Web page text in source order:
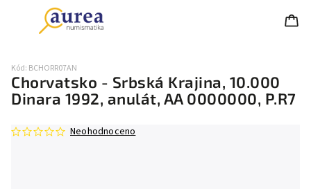
Chorvatsko - Srbská Krajina, 10.000
Dinara 1992, anulát, AA 0000000, P.R7
Kód: BCHORR07AN
Neohodnoceno